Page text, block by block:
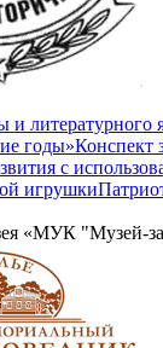
и литературного
годы»Конспект
с
игрушки
«МУК "Музей-